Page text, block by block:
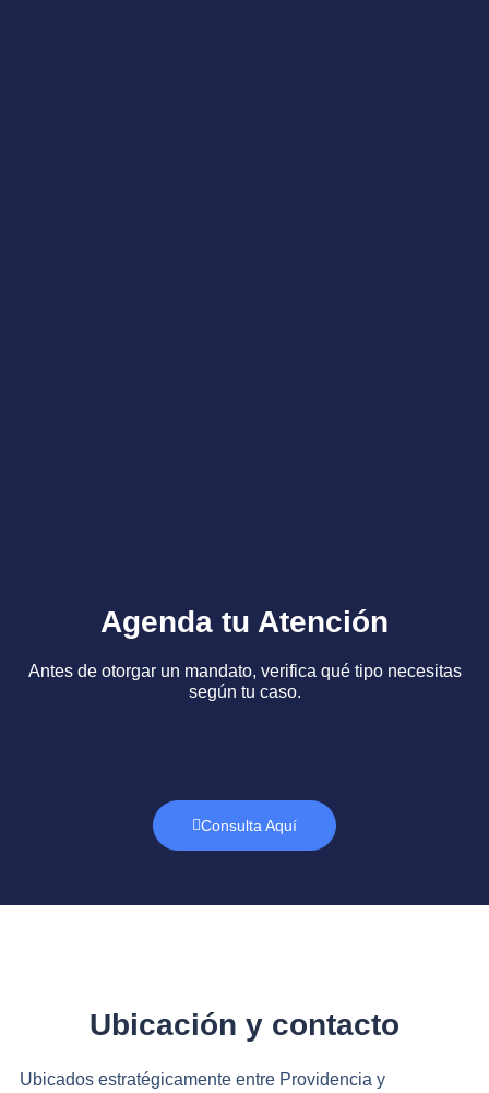
Agenda tu Atención
Antes de otorgar un mandato, verifica qué tipo necesitas
según tu caso.
Consulta Aquí
Ubicación y contacto
Ubicados estratégicamente entre Providencia y